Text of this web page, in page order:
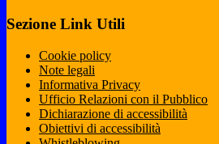
Sezione Link Utili
Cookie policy
Note legali
Informativa Privacy
Ufficio Relazioni con il Pubblico
Dichiarazione di accessibilità
Obiettivi di accessibilità